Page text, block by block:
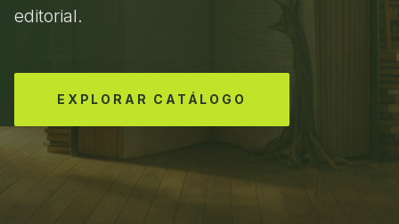
editorial.
EXPLORAR CATÁLOGO